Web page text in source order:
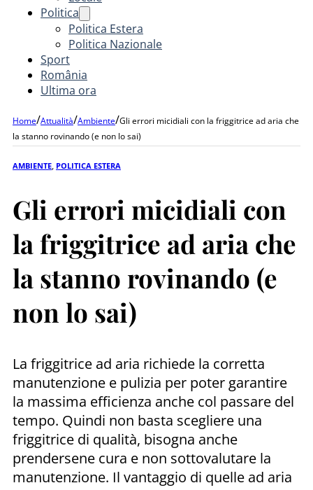
Politica
Politica Estera
Politica Nazionale
Sport
România
Ultima ora
Home/Attualità/Ambiente/Gli errori micidiali con la friggitrice ad aria che
la stanno rovinando (e non lo sai)
AMBIENTE POLITICA ESTERA
Gli errori micidiali con
la friggitrice ad aria che
la stanno rovinando (e
non lo sai)
La friggitrice ad aria richiede la corretta
manutenzione e pulizia per poter garantire
la massima efficienza anche col passare del
tempo. Quindi non basta scegliere una
friggitrice di qualità, bisogna anche
prendersene cura e non sottovalutare la
manutenzione. Il vantaggio di quelle ad aria